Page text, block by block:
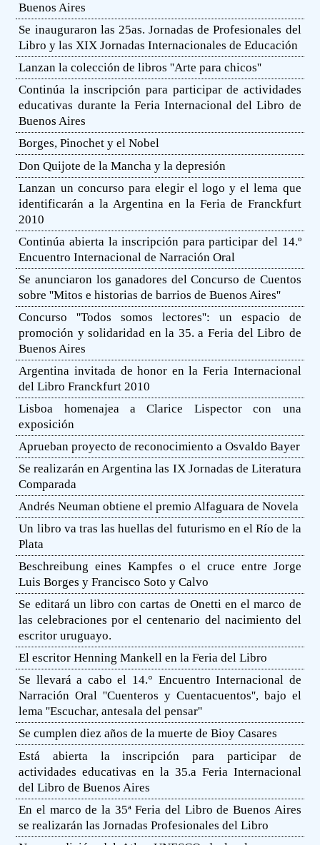
Buenos Aires
Se inauguraron las 25as. Jornadas de Profesionales del
Libro y las XIX Jornadas Internacionales de Educación
Lanzan la colección de libros ''Arte para chicos''
Continúa la inscripción para participar de actividades
educativas durante la Feria Internacional del Libro de
Buenos Aires
Borges, Pinochet y el Nobel
Don Quijote de la Mancha y la depresión
Lanzan un concurso para elegir el logo y el lema que
identificarán a la Argentina en la Feria de Franckfurt
2010
Continúa abierta la inscripción para participar del 14.º
Encuentro Internacional de Narración Oral
Se anunciaron los ganadores del Concurso de Cuentos
sobre ''Mitos e historias de barrios de Buenos Aires''
Concurso ''Todos somos lectores'': un espacio de
promoción y solidaridad en la 35. a Feria del Libro de
Buenos Aires
Argentina invitada de honor en la Feria Internacional
del Libro Franckfurt 2010
Lisboa homenajea a Clarice Lispector con una
exposición
Aprueban proyecto de reconocimiento a Osvaldo Bayer
Se realizarán en Argentina las IX Jornadas de Literatura
Comparada
Andrés Neuman obtiene el premio Alfaguara de Novela
Un libro va tras las huellas del futurismo en el Río de la
Plata
Beschreibung eines Kampfes o el cruce entre Jorge
Luis Borges y Francisco Soto y Calvo
Se editará un libro con cartas de Onetti en el marco de
las celebraciones por el centenario del nacimiento del
escritor uruguayo.
El escritor Henning Mankell en la Feria del Libro
Se llevará a cabo el 14.° Encuentro Internacional de
Narración Oral ''Cuenteros y Cuentacuentos'', bajo el
lema ''Escuchar, antesala del pensar''
Se cumplen diez años de la muerte de Bioy Casares
Está abierta la inscripción para participar de
actividades educativas en la 35.a Feria Internacional
del Libro de Buenos Aires
En el marco de la 35ª Feria del Libro de Buenos Aires
se realizarán las Jornadas Profesionales del Libro